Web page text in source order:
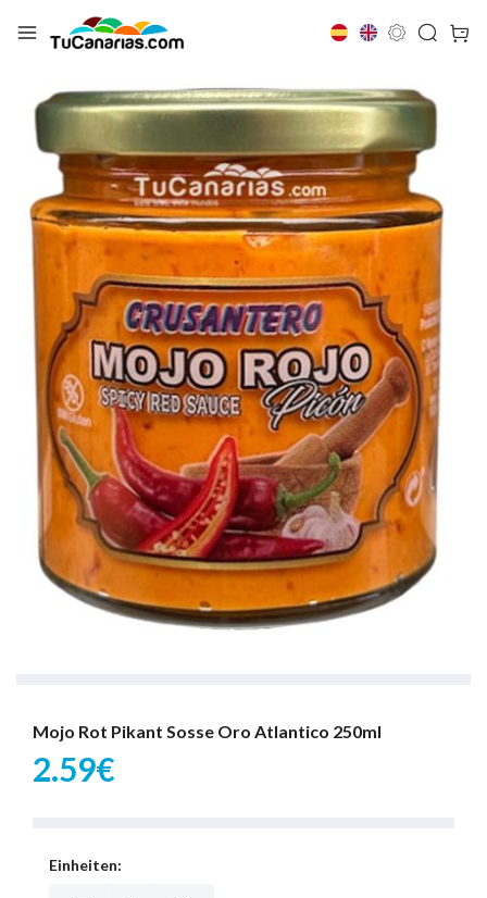
Mojo Rot Pikant Sosse Oro Atlantico 250ml
2.59€
Einheiten: